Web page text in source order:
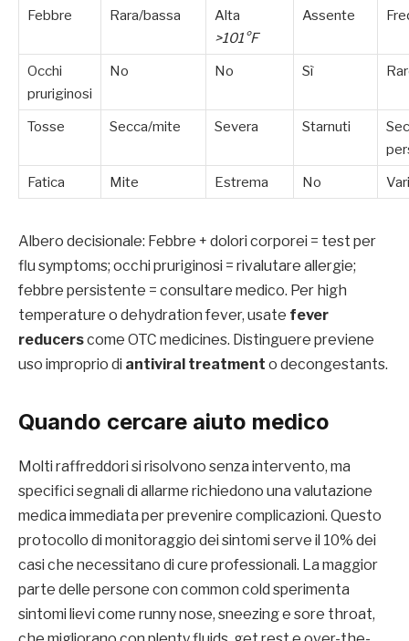
Febbre
Rara/bassa
Alta
>101°F
Assente
Occhi
pruriginosi
No No Sì
Tosse Secca/mite Severa Starnuti
Fatica
Mite Estrema No
Albero decisionale: Febbre + dolori corporei = test per
flu symptoms; occhi pruriginosi = rivalutare allergie;
febbre persistente = consultare medico. Per high
temperature o dehydration fever, usate fever
reducerscome OTC medicines. Distinguere previene
uso improprio di antiviral treatment o decongestants.
Quando cercare aiuto medico
Molti raffreddori si risolvono senza intervento, ma
specifici segnali di allarme richiedono una valutazione
medica immediata per prevenire complicazioni. Questo
protocollo di monitoraggio dei sintomi serve il 10% dei
casi che necessitano di cure professionali. La maggior
parte delle persone con common cold sperimenta
sintomi lievi come runny nose, sneezing e sore throat,